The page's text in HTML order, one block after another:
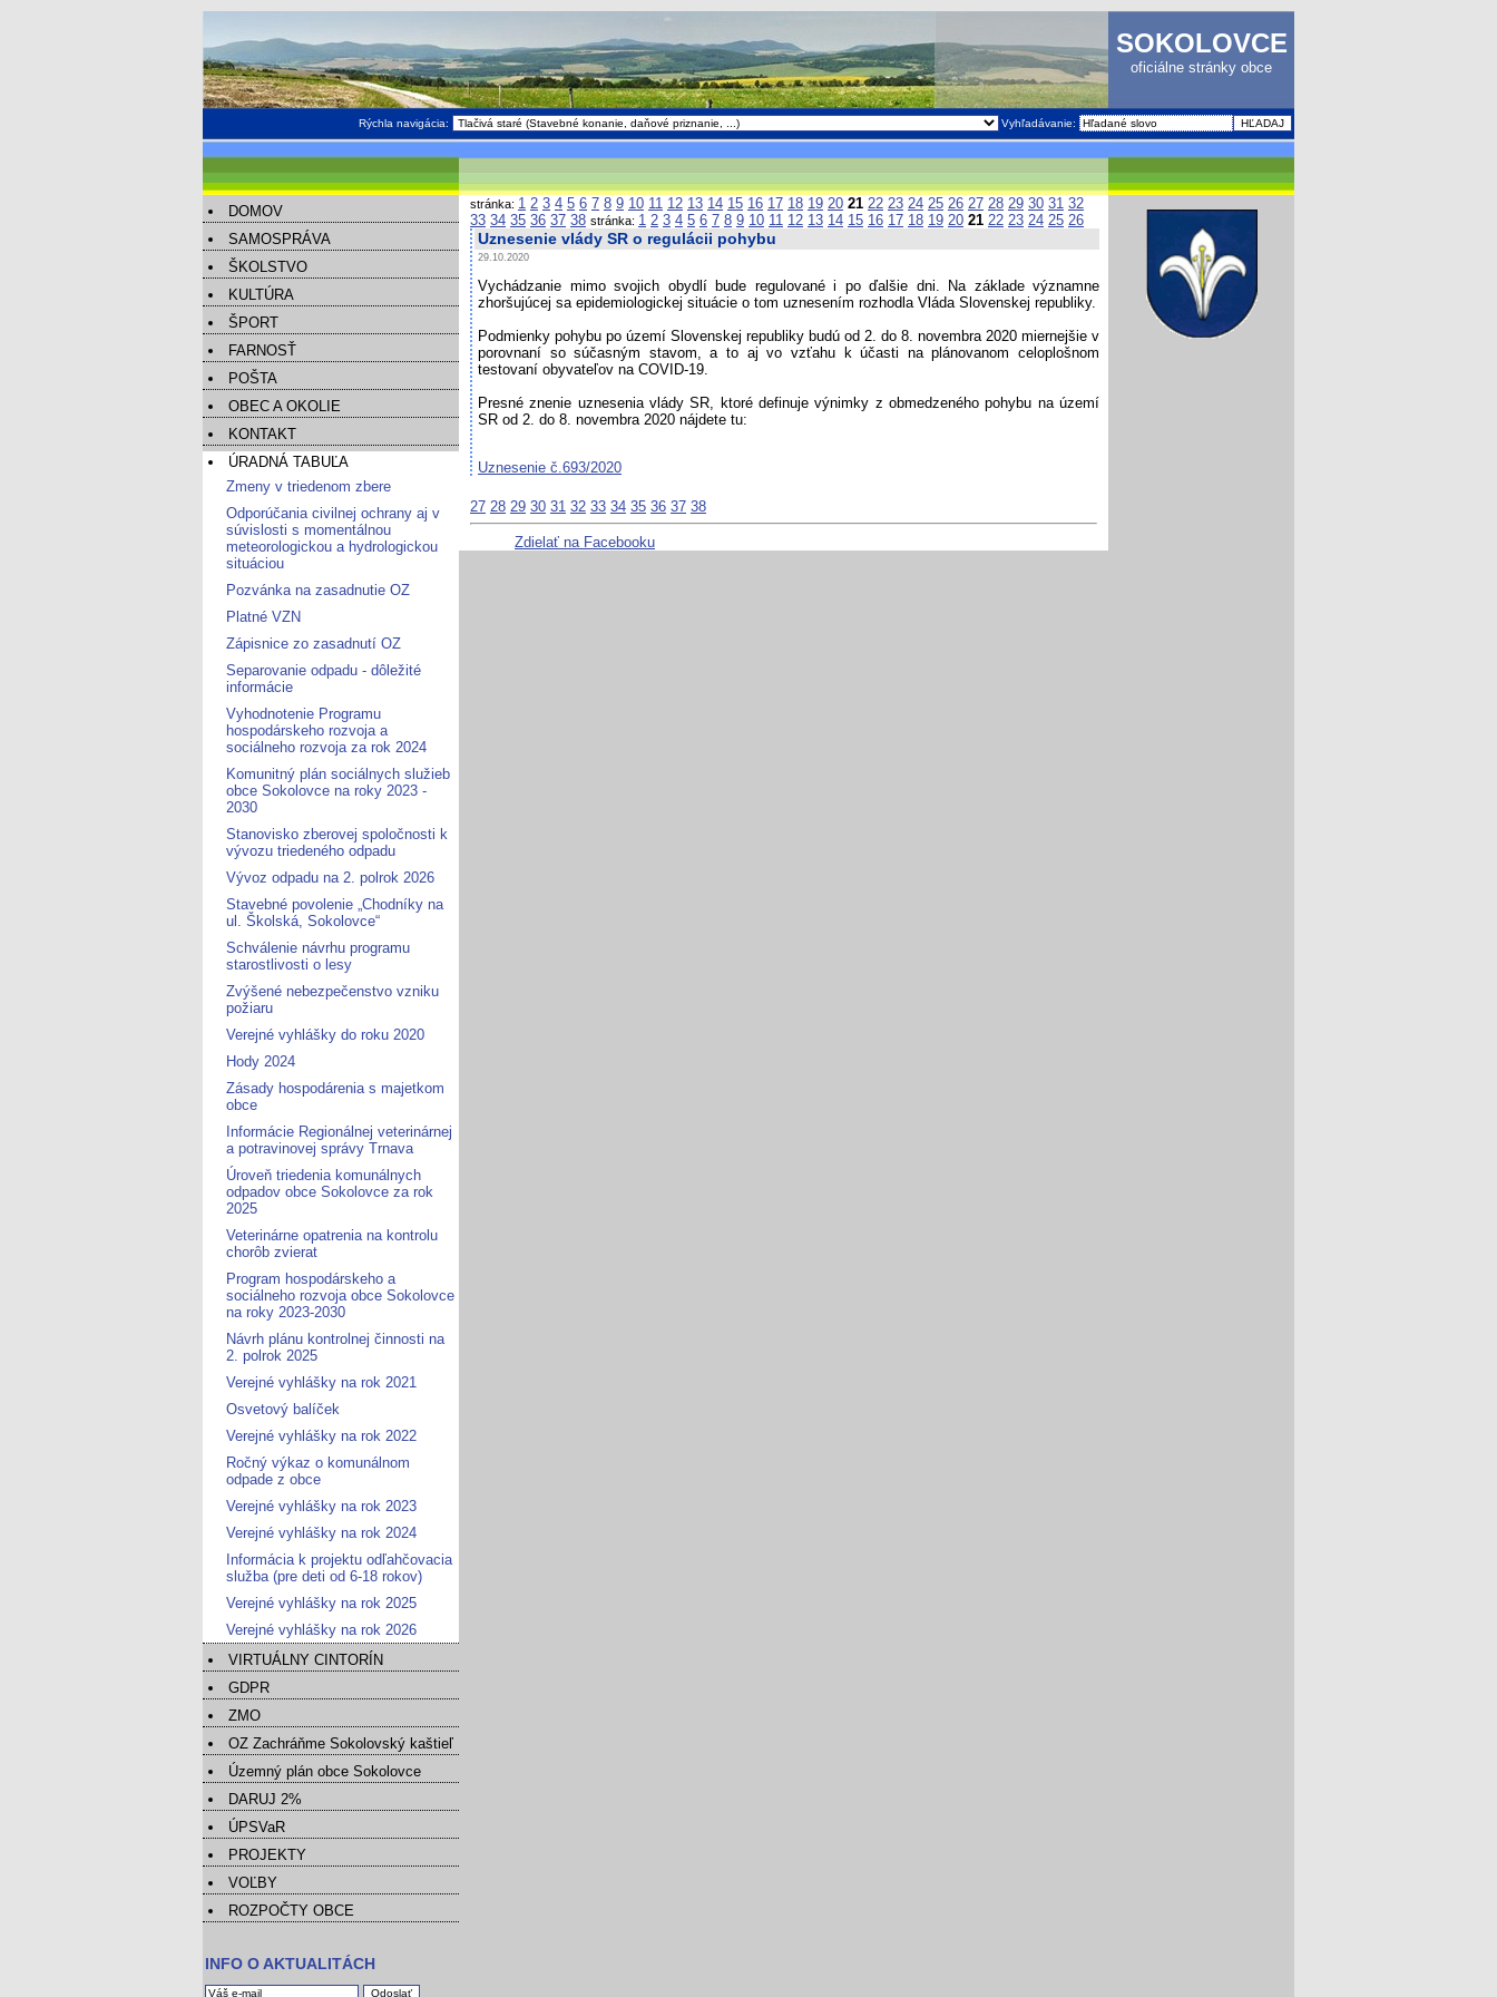
SOKOLOVCE
oficiálne stránky obce
Vyhľadávanie:
Rýchla navigácia:
DOMOV
SAMOSPRÁVA
ŠKOLSTVO
KULTÚRA
ŠPORT
FARNOSŤ
POŠTA
OBEC A OKOLIE
KONTAKT
ÚRADNÁ TABUĽA
Zmeny v triedenom zbere
Odporúčania civilnej ochrany aj v
súvislosti s momentálnou
meteorologickou a hydrologickou
situáciou
Pozvánka na zasadnutie OZ
Platné VZN
Zápisnice zo zasadnutí OZ
Separovanie odpadu - dôležité
informácie
Vyhodnotenie Programu
hospodárskeho rozvoja a
sociálneho rozvoja za rok 2024
Komunitný plán sociálnych služieb
obce Sokolovce na roky 2023 -
2030
Stanovisko zberovej spoločnosti k
vývozu triedeného odpadu
Vývoz odpadu na 2. polrok 2026
Stavebné povolenie „Chodníky na
ul. Školská, Sokolovce“
Schválenie návrhu programu
starostlivosti o lesy
Zvýšené nebezpečenstvo vzniku
požiaru
Verejné vyhlášky do roku 2020
Hody 2024
Zásady hospodárenia s majetkom
obce
Informácie Regionálnej veterinárnej
a potravinovej správy Trnava
Úroveň triedenia komunálnych
odpadov obce Sokolovce za rok
2025
Veterinárne opatrenia na kontrolu
chorôb zvierat
Program hospodárskeho a
sociálneho rozvoja obce Sokolovce
na roky 2023-2030
Návrh plánu kontrolnej činnosti na
2. polrok 2025
Verejné vyhlášky na rok 2021
Osvetový balíček
Verejné vyhlášky na rok 2022
Ročný výkaz o komunálnom
odpade z obce
Verejné vyhlášky na rok 2023
Verejné vyhlášky na rok 2024
Informácia k projektu odľahčovacia
služba (pre deti od 6-18 rokov)
Verejné vyhlášky na rok 2025
Verejné vyhlášky na rok 2026
VIRTUÁLNY CINTORÍN
GDPR
ZMO
OZ Zachráňme Sokolovský kaštieľ
Územný plán obce Sokolovce
DARUJ 2%
ÚPSVaR
PROJEKTY
VOĽBY
ROZPOČTY OBCE
INFO O AKTUALITÁCH
stránka: 1 2 3 4 5 6 7 8 9 10 11 12 13 14 15 16 17 18 19 20 21 22 23 24 25 26 27 28 29 30 31 32
33 34 35 36 37 38
Uznesenie vlády SR o regulácii pohybu
29.10.2020
Vychádzanie mimo svojich obydlí bude regulované i po ďalšie dni. Na základe významne
zhoršujúcej sa epidemiologickej situácie o tom uznesením rozhodla Vláda Slovenskej republiky.
Podmienky pohybu po území Slovenskej republiky budú od 2. do 8. novembra 2020 miernejšie v
porovnaní so súčasným stavom, a to aj vo vzťahu k účasti na plánovanom celoplošnom
testovaní obyvateľov na COVID-19.
Presné znenie uznesenia vlády SR, ktoré definuje výnimky z obmedzeného pohybu na území
SR od 2. do 8. novembra 2020 nájdete tu:
Uznesenie č.693/2020
stránka: 1 2 3 4 5 6 7 8 9 10 11 12 13 14 15 16 17 18 19 20 21 22 23 24 25 26
27 28 29 30 31 32 33 34 35 36 37 38
Zdielať na Facebooku